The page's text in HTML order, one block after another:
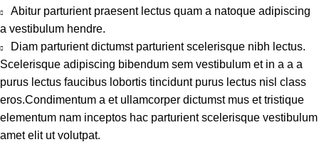
Abitur parturient praesent lectus quam a natoque adipiscing
a vestibulum hendre.
Diam parturient dictumst parturient scelerisque nibh lectus.
Scelerisque adipiscing bibendum sem vestibulum et in a a a
purus lectus faucibus lobortis tincidunt purus lectus nisl class
eros.Condimentum a et ullamcorper dictumst mus et tristique
elementum nam inceptos hac parturient scelerisque vestibulum
amet elit ut volutpat.